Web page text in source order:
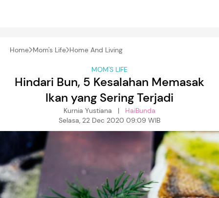
Home Mom's Life Home And Living
MOM'S LIFE
Hindari Bun, 5 Kesalahan Memasak
Ikan yang Sering Terjadi
Kurnia Yustiana | HaiBunda
Selasa, 22 Dec 2020 09:09 WIB